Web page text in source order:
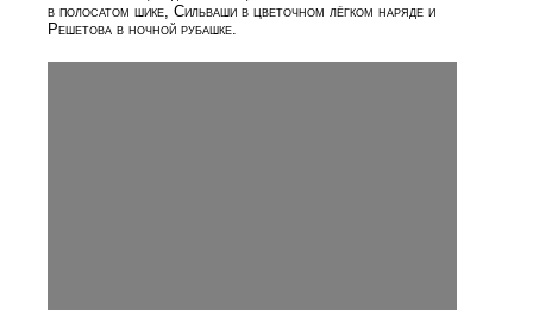
в полосатом шике, Сильваши в цветочном лёгком наряде и
Решетова в ночной рубашке.